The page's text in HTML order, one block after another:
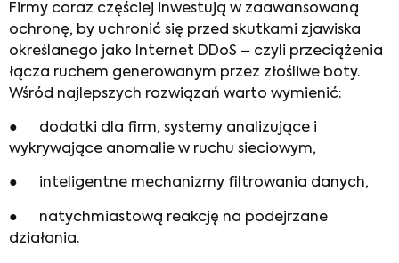
Firmy coraz częściej inwestują w zaawansowaną
ochronę, by uchronić się przed skutkami zjawiska
określanego jako Internet DDoS – czyli przeciążenia
łącza ruchem generowanym przez złośliwe boty.
Wśród najlepszych rozwiązań warto wymienić:
● dodatki dla firm, systemy analizujące i
wykrywające anomalie w ruchu sieciowym,
● inteligentne mechanizmy filtrowania danych,
● natychmiastową reakcję na podejrzane
działania.